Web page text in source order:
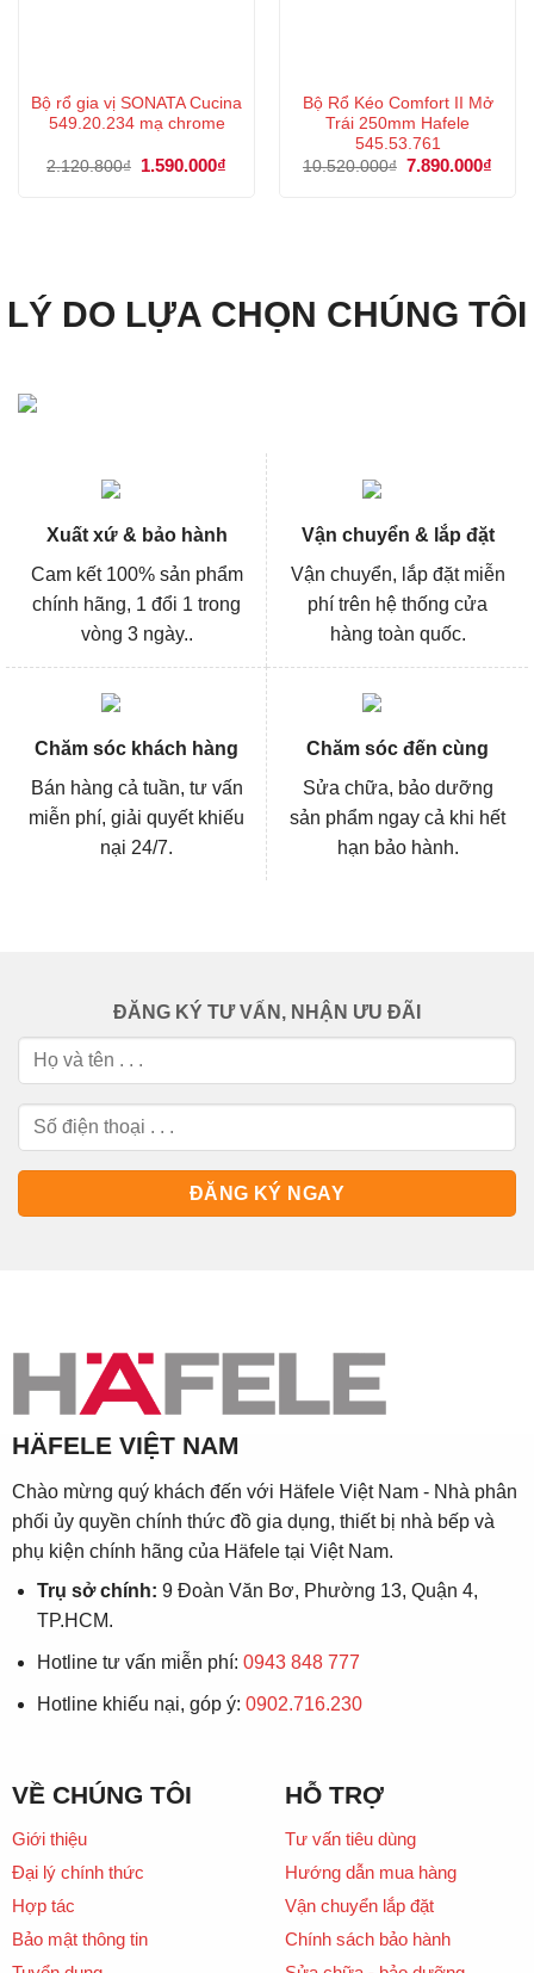
Bộ rổ gia vị SONATA Cucina
549.20.234 mạ chrome
2.120.800₫
Giá
1.590.000₫
Bộ Rổ Kéo Comfort II Mở
Trái 250mm Hafele
545.53.761
10.520.000₫ Giá
7.890.000₫
LÝ DO LỰA CHỌN CHÚNG TÔI
Xuất xứ & bảo hành
Cam kết 100% sản phẩm
chính hãng, 1 đổi 1 trong
vòng 3 ngày..
Vận chuyển & lắp đặt
Vận chuyển, lắp đặt miễn
phí trên hệ thống cửa
hàng toàn quốc.
Chăm sóc khách hàng
Bán hàng cả tuần, tư vấn
miễn phí, giải quyết khiếu
nại 24/7.
Chăm sóc đến cùng
Sửa chữa, bảo dưỡng
sản phẩm ngay cả khi hết
hạn bảo hành.
ĐĂNG KÝ TƯ VẤN, NHẬN ƯU ĐÃI
HÄFELE VIỆT NAM
Chào mừng quý khách đến với Häfele Việt Nam - Nhà phân
phối ủy quyền chính thức đồ gia dụng, thiết bị nhà bếp và
phụ kiện chính hãng của Häfele tại Việt Nam.
Trụ sở chính: 9 Đoàn Văn Bơ, Phường 13, Quận 4,
TP.HCM.
Hotline tư vấn miễn phí: 0943 848 777
Hotline khiếu nại, góp ý: 0902.716.230
VỀ CHÚNG TÔI
Giới thiệu
Đại lý chính thức
Hợp tác
Bảo mật thông tin
HỖ TRỢ
Tư vấn tiêu dùng
Hướng dẫn mua hàng
Vận chuyển lắp đặt
Chính sách bảo hành